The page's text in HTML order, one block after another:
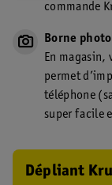
commande
Borne
En
permet
téléphone
super facile
Dépliant